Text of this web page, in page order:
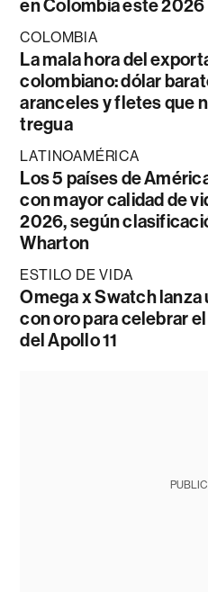
en Colombia este 2026
COLOMBIA
La mala hora del
colombiano: dólar
aranceles y fletes que
tregua
LATINOAMÉRICA
Los 5 países de
con mayor calidad de
2026, según
Wharton
ESTILO DE VIDA
Omega x Swatch lanza
con oro para celebrar
del Apollo 11